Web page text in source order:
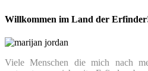
Willkommen im Land der
Viele Menschen die mich nach